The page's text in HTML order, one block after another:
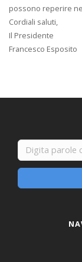
possono reperire
Cordiali saluti,
Il Presidente
Francesco Esposito